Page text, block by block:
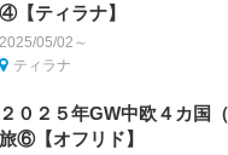
④【ティラナ】
2025/05/02～
ティラナ
２０２５年GW中欧４カ国
旅⑥【オフリド】